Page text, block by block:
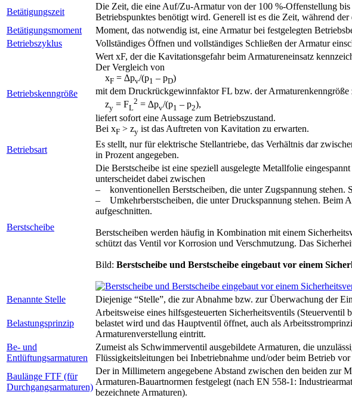
Betätigungszeit
Die Zeit, die eine Auf/Zu-Armatur von der 100 %-Offenstellung
Betriebspunktes benötigt wird. Generell ist es die Zeit, während
Betätigungsmoment
Moment, das notwendig ist, eine Armatur bei festgelegten
Betriebszyklus
Vollständiges Öffnen und vollständiges Schließen der Armatur
Betriebskenngröße
Wert xF, der die Kavitationsgefahr beim Armatureneinsatz
Der Vergleich von
xF = ∆pv/(p1 – pD)
mit dem Druckrückgewinnfaktor FL bzw. der Armaturenkenngröße
zy = FL
2 = ∆pv/(p1 – p2),
liefert sofort eine Aussage zum Betriebszustand.
Bei xF > zy ist das Auftreten von Kavitation zu erwarten.
Betriebsart
Es stellt, nur für elektrische Stellantriebe, das Verhältnis dar
in Prozent angegeben.
Berstscheibe
Die Berstscheibe ist eine speziell ausgelegte Metallfolie
unterscheidet dabei zwischen
– konventionellen Berstscheiben, die unter Zugspannung
– Umkehrberstscheiben, die unter Druckspannung stehen. Beim
aufgeschnitten.
Berstscheiben werden häufig in Kombination mit einem
schützt das Ventil vor Korrosion und Verschmutzung. Das
Bild: Berstscheibe und Berstscheibe eingebaut vor einem
Benannte Stelle Diejenige “Stelle”, die zur Abnahme bzw. zur Überwachung der
Belastungsprinzip
Arbeitsweise eines hilfsgesteuerten Sicherheitsventils
belastet wird und das Hauptventil öffnet, auch als
Armaturenverstellung eintritt.
Be- und
Entlüftungsarmaturen
Zumeist als Schwimmerventil ausgebildete Armaturen, die
Flüssigkeitsleitungen bei Inbetriebnahme und/oder beim Betrieb vor
Baulänge FTF (für
Durchgangsarmaturen)
Der in Millimetern angegebene Abstand zwischen den beiden zur
Armaturen-Bauartnormen festgelegt (nach EN 558-1:
bezeichnete Armaturen).